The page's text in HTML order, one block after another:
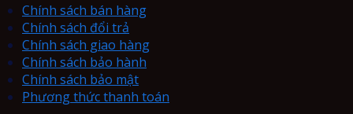
Chính sách bán hàng
Chính sách đổi trả
Chính sách giao hàng
Chính sách bảo hành
Chính sách bảo mật
Phương thức thanh toán